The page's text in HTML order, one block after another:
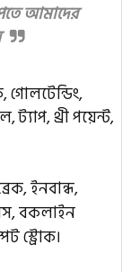
আমাদের
গোলটেন্ডিং,
ট্যাপ, থ্রী পয়েন্ট,
ইনবান্ধ,
বকলাইন
স্ট্রোক।